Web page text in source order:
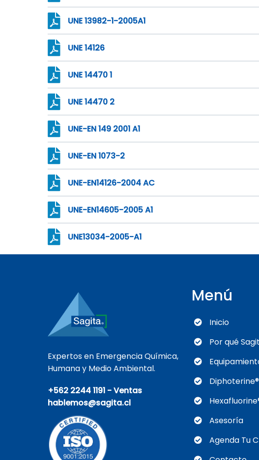
UNE 13982-1-2005A1
UNE 14126
UNE 14470 1
UNE 14470 2
UNE-EN 149 2001 A1
UNE-EN 1073-2
UNE-EN14126-2004 AC
UNE-EN14605-2005 A1
UNE13034-2005-A1
Expertos en Emergencia Química,
Humana y Medio Ambiental.
+562 2244 1191 - Ventas
hablemos@sagita.cl
Menú
Inicio
Por qué
Diphoterine®
Asesoría
Agenda Tu